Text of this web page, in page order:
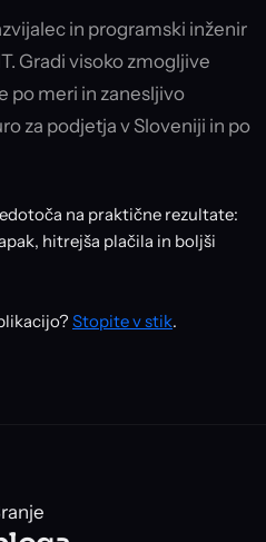
in programski inženir
Gradi visoko zmogljive
po meri in zanesljivo
za podjetja v Sloveniji in po
na praktične rezultate:
hitrejša plačila in boljši
Stopite v stik.